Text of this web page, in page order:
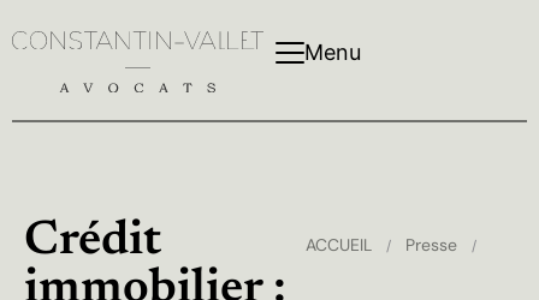
Menu
Crédit
immobilier :
ACCUEIL / Presse /